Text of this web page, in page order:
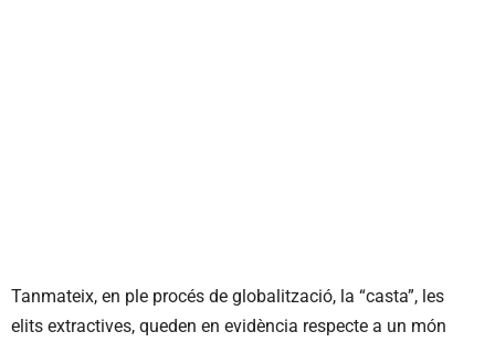
Tanmateix, en ple procés de globalització, la “casta”, les
elits extractives, queden en evidència respecte a un món